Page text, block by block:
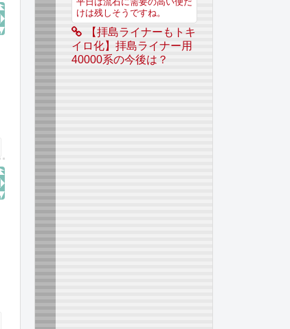
平日は流石に需要の高い便だ
けは残しそうですね。
【拝島ライナーもトキ
イロ化】拝島ライナー用
40000系の今後は？